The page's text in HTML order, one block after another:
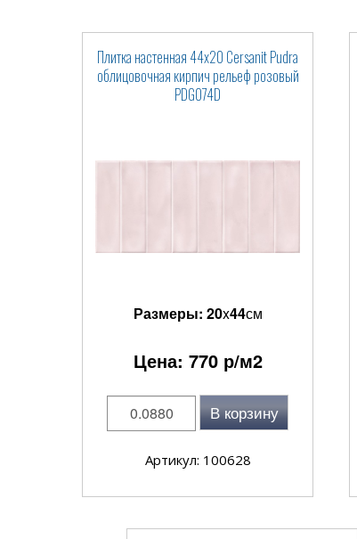
Плитка настенная 44x20 Cersanit Pudra
облицовочная кирпич рельеф розовый
PDG074D
Размеры: 20x44см
Цена: 770р/м2
В корзину
Артикул: 100628